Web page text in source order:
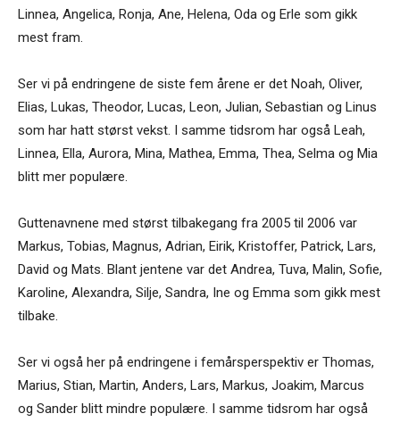
Linnea, Angelica, Ronja, Ane, Helena, Oda og Erle som gikk
mest fram.
Ser vi på endringene de siste fem årene er det Noah, Oliver,
Elias, Lukas, Theodor, Lucas, Leon, Julian, Sebastian og Linus
som har hatt størst vekst. I samme tidsrom har også Leah,
Linnea, Ella, Aurora, Mina, Mathea, Emma, Thea, Selma og Mia
blitt mer populære.
Guttenavnene med størst tilbakegang fra 2005 til 2006 var
Markus, Tobias, Magnus, Adrian, Eirik, Kristoffer, Patrick, Lars,
David og Mats. Blant jentene var det Andrea, Tuva, Malin, Sofie,
Karoline, Alexandra, Silje, Sandra, Ine og Emma som gikk mest
tilbake.
Ser vi også her på endringene i femårsperspektiv er Thomas,
Marius, Stian, Martin, Anders, Lars, Markus, Joakim, Marcus
og Sander blitt mindre populære. I samme tidsrom har også